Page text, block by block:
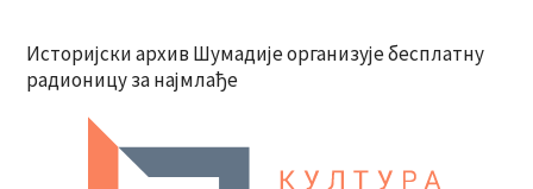
Историјски архив Шумадије организује бесплатну
радионицу за најмлађе